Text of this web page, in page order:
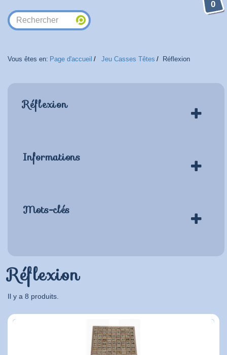
0
Vous êtes en: Page d'accueil Jeu Casses Têtes Réflexion
Réflexion
Informations
Mots-clés
Réflexion
Il y a 8 produits.